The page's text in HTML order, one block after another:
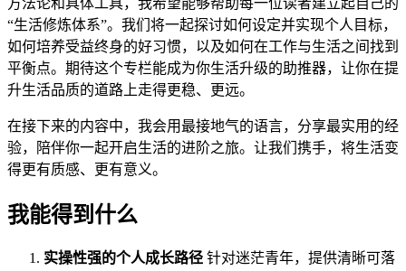
“生活修炼体系”。我们将一起探讨如何设定并实现个人目标，
如何培养受益终身的好习惯，以及如何在工作与生活之间找到
平衡点。期待这个专栏能成为你生活升级的助推器，让你在提
升生活品质的道路上走得更稳、更远。
在接下来的内容中，我会用最接地气的语言，分享最实用的经
验，陪伴你一起开启生活的进阶之旅。让我们携手，将生活变
得更有质感、更有意义。
我能得到什么
实操性强的个人成长路径 针对迷茫青年，提供清晰可落